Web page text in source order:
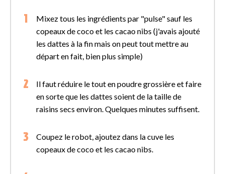
Mixez tous les ingrédients par "pulse" sauf les
copeaux de coco et les cacao nibs (j'avais ajouté
les dattes à la fin mais on peut tout mettre au
départ en fait, bien plus simple)
Il faut réduire le tout en poudre grossière et faire
en sorte que les dattes soient de la taille de
raisins secs environ. Quelques minutes suffisent.
Coupez le robot, ajoutez dans la cuve les
copeaux de coco et les cacao nibs.